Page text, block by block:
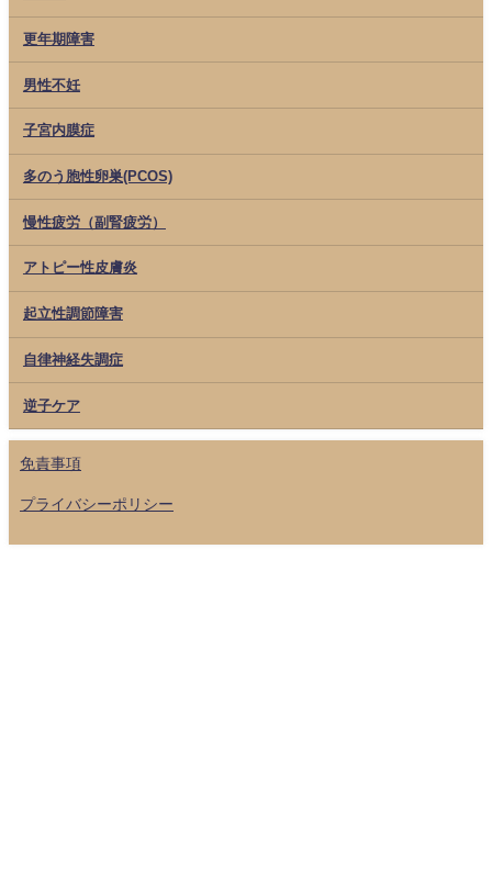
更年期障害
男性不妊
子宮内膜症
多のう胞性卵巣(PCOS)
慢性疲労（副腎疲労）
アトピー性皮膚炎
起立性調節障害
自律神経失調症
逆子ケア
免責事項
プライバシーポリシー